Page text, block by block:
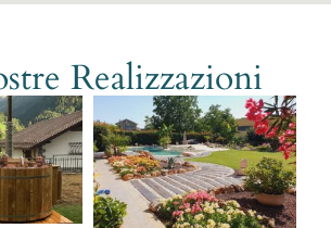
Realizzazioni